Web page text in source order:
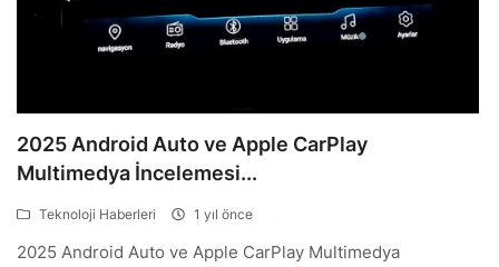
2025 Android Auto ve Apple CarPlay
Multimedya İncelemesi...
Teknoloji Haberleri 1 yıl önce
2025 Android Auto ve Apple CarPlay Multimedya